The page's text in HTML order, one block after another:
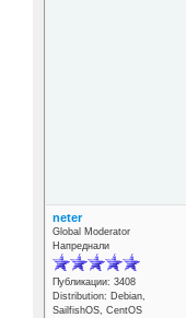
neter
Global Moderator
Напреднали
Публикации: 3408
Distribution: Debian,
SailfishOS, CentOS